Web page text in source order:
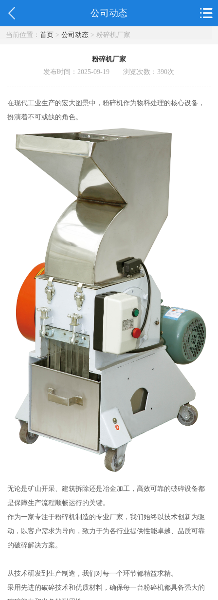
公司动态
当前位置： 首页> 公司动态> 粉碎机厂家
粉碎机厂家
发布时间：2025-09-19 浏览次数：390次
在现代工业生产的宏大图景中，粉碎机作为物料处理的核心设备，
扮演着不可或缺的角色。
无论是矿山开采、建筑拆除还是冶金加工，高效可靠的破碎设备都
是保障生产流程顺畅运行的关键。
作为一家专注于粉碎机制造的专业厂家，我们始终以技术创新为驱
动，以客户需求为导向，致力于为各行业提供性能卓越、品质可靠
的破碎解决方案。
从技术研发到生产制造，我们对每一个环节都精益求精。
采用先进的破碎技术和优质材料，确保每一台粉碎机都具备强大的